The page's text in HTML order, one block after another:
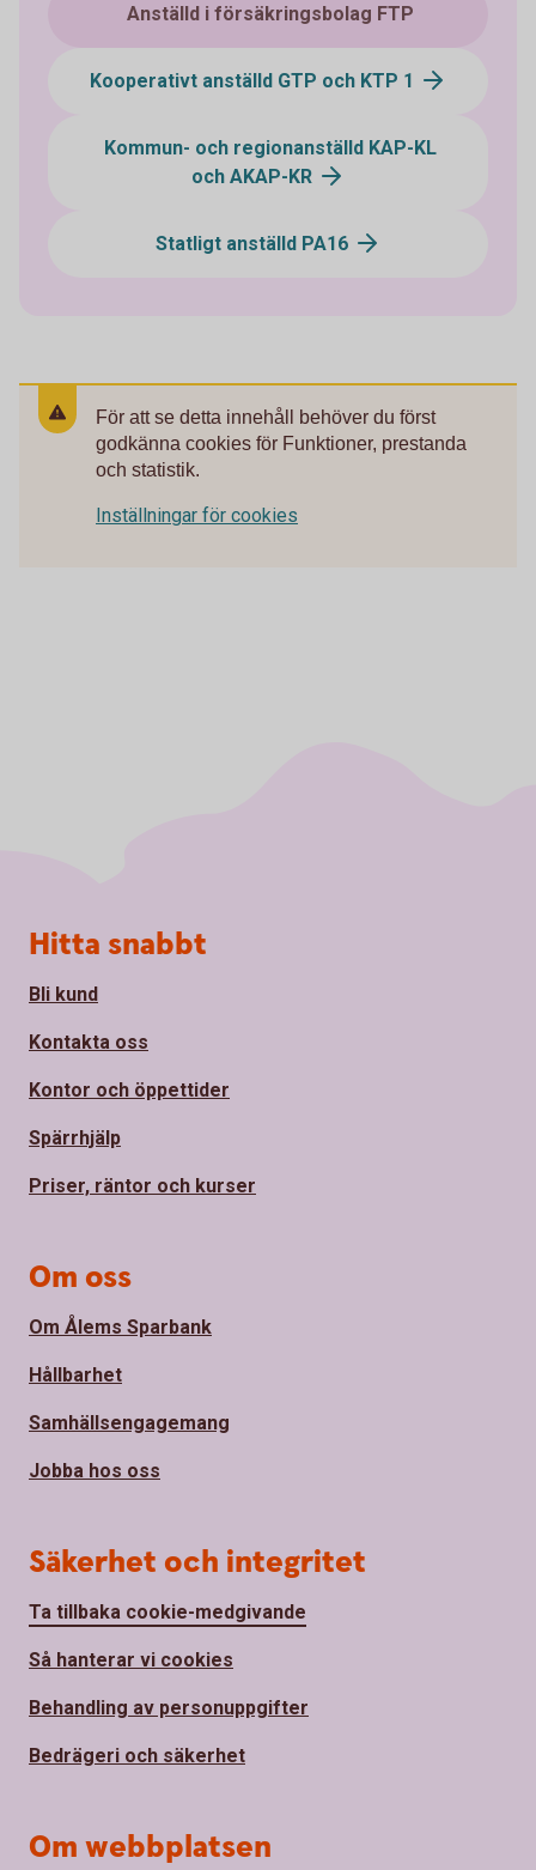
Anställd i försäkringsbolag FTP
Kooperativt anställd GTP och KTP 1
Kommun- och regionanställd KAP-KL
och AKAP-KR
Statligt anställd PA16
För att se detta innehåll behöver du först
godkänna cookies för Funktioner, prestanda
och statistik.
Inställningar för cookies
Sidfot
Hitta snabbt
Bli kund
Kontakta oss
Kontor och öppettider
Spärrhjälp
Priser, räntor och kurser
Om oss
Om Ålems Sparbank
Hållbarhet
Samhällsengagemang
Jobba hos oss
Säkerhet och integritet
Ta tillbaka cookie-medgivande
Så hanterar vi cookies
Behandling av personuppgifter
Bedrägeri och säkerhet
Om webbplatsen